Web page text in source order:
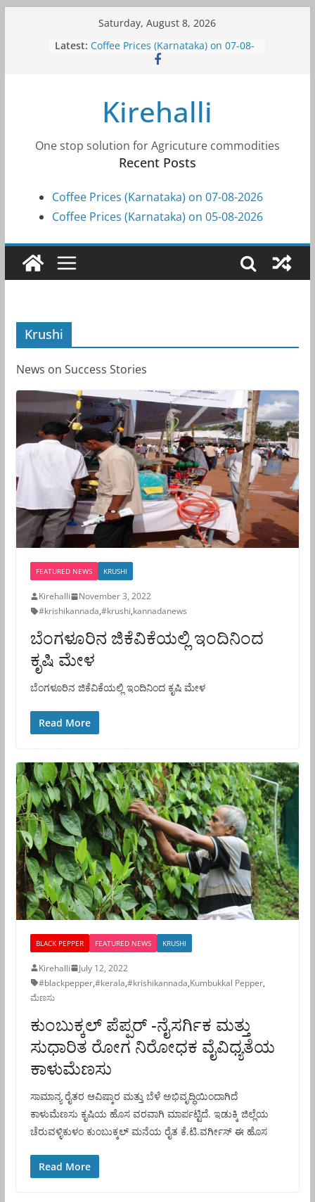
Saturday, August 8, 2026
Latest: Coffee Prices (Karnataka) on 07-08-
Coffee Prices (Karnataka) on 05-08-
2026
2026
Coffee Prices (Karnataka) on 03-08-
Kirehalli
One stop solution for Agricuture commodities
Recent Posts
Coffee Prices (Karnataka) on 07-08-2026
Coffee Prices (Karnataka) on 05-08-2026
Krushi
News on Success Stories
FEATURED NEWS KRUSHI
Kirehalli
November 3, 2022
#krishikannada,#krushi,kannadanews
ಬೆಂಗಳೂರಿನ ಜಿಕೆವಿಕೆಯಲ್ಲಿ ಇಂದಿನಿಂದ
ಕೃಷಿ ಮೇಳ
ಬೆಂಗಳೂರಿನ ಜಿಕೆವಿಕೆಯಲ್ಲಿ ಇಂದಿನಿಂದ ಕೃಷಿ ಮೇಳ
Read More
BLACK PEPPER FEATURED NEWS KRUSHI
Kirehalli
July 12, 2022
#blackpepper,#kerala,#krishikannada,Kumbukkal Pepper,
ಮೆಣಸು
ಕುಂಬುಕ್ಕಲ್ ಪೆಪ್ಪರ್ -ನೈಸರ್ಗಿಕ ಮತ್ತು
ಸುಧಾರಿತ ರೋಗ ನಿರೋಧಕ ವೈವಿಧ್ಯತೆಯ
ಕಾಳುಮೆಣಸು
ಸಾಮಾನ್ಯ ರೈತರ ಆವಿಷ್ಕಾರ ಮತ್ತು ಬೆಳೆ ಅಭಿವೃದ್ಧಿಯಿಂದಾಗಿದೆ
ಕಾಳುಮೆಣಸು ಕೃಷಿಯ ಹೊಸ ವರವಾಗಿ ಮಾರ್ಪಟ್ಟಿದೆ. ಇಡುಕ್ಕಿ ಜಿಲ್ಲೆಯ
ಚೆರುವಳ್ಳಿಕುಳಂ ಕುಂಬುಕ್ಕಲ್ ಮನೆಯ ರೈತ ಕೆ.ಟಿ.ವರ್ಗೀಸ್ ಈ ಹೊಸ
Read More